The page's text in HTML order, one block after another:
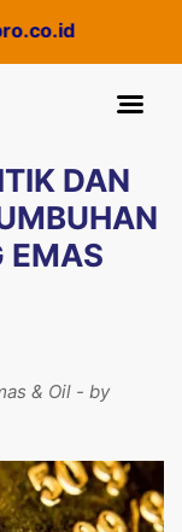
DAN
EMAS
& Oil - by